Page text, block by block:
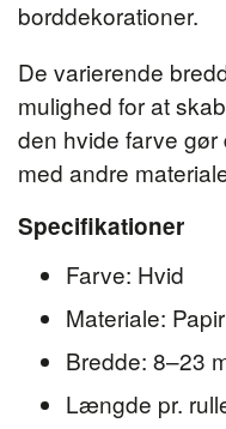
borddekorationer.
De varierende
mulighed for at
den hvide farve
med andre
Specifikationer
Farve: Hvid
Materiale: Papir
Bredde: 8–23
Længde pr.